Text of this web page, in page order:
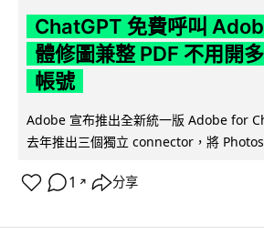
ChatGPT 免費呼叫
體修圖兼整 PDF 不用開
帳號
Adobe 宣布推出全新統一版 Adobe for
去年推出三個獨立 connector，將
1 ↗ 分享